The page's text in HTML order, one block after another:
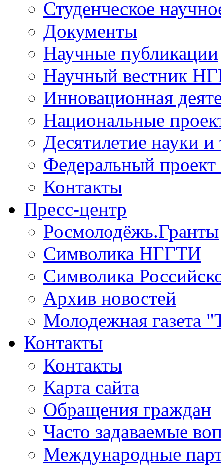
Студенческое
Документы
Научные публикации
Научный вестник
Инновационная
Национальные
Десятилетие науки и
Федеральный
Контакты
Пресс-центр
Росмолодёжь.Гранты
Символика НГГТИ
Символика
Архив новостей
Молодежная газета
Контакты
Контакты
Карта сайта
Обращения граждан
Часто задаваемые
Международные